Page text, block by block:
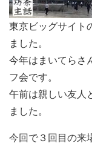
東京ビッグサイト
ました。
今年はまいてらさ
フ会です。
午前は親しい友人
ました。
今回で３回目の来